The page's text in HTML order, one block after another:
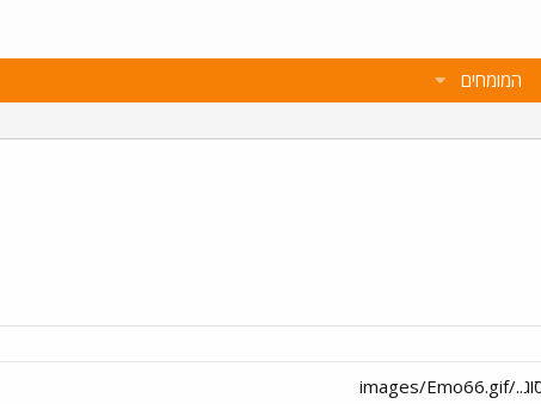
המומחים